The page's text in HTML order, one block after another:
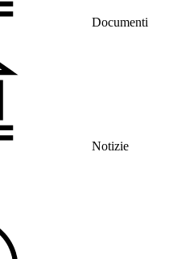
Documenti
Notizie